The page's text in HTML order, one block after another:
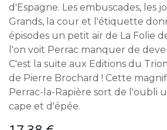
d'Espagne. Les embuscades, les
Grands, la cour et l'étiquette
épisodes un petit air de La Folie
l'on voit Perrac manquer de
C'est la suite aux Editions du
de Pierre Brochard ! Cette
Perrac-la-Rapière sort de l'oubli
cape et d'épée.